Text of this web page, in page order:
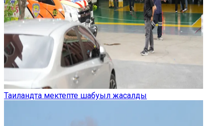
Таиландта мектепте шабуыл жасалды